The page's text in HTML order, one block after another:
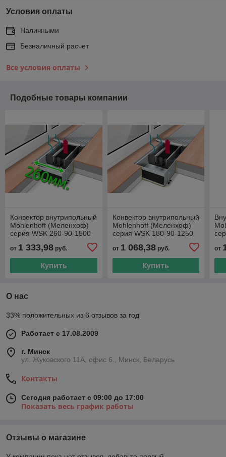
Условия оплаты
Наличными
Безналичный расчет
Все условия оплаты
Подобные товары компании
Конвектор внутрипольный
Mohlenhoff (Меленхоф)
серия WSK 260-90-1500
естественная конвекция
от 1 333,98 руб.
Купить
Конвектор внутрипольный
Mohlenhoff (Меленхоф)
серия WSK 180-90-1250
естественная конвекция
от 1 068,38руб.
Купить
от
О нас
33% положительных из 6 отзывов за год
Работает с 17.08.2009
г. Минск
ул. Жуковского 11А, офис 6., Минск, Беларусь
Контакты
Сегодня работает с 09:00 до 17:00
Показать весь график работы
Отзывы о магазине